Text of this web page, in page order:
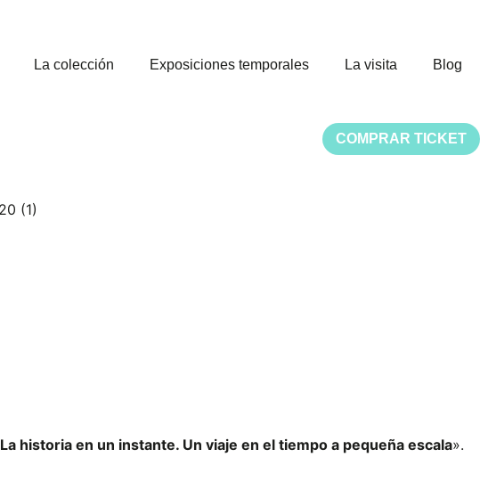
La colección Exposiciones temporales La visita Blog
COMPRAR TICKET
La historia en un instante. Un viaje en el tiempo a pequeña escala».